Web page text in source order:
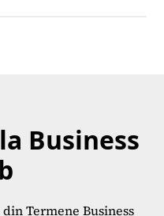
Business
Termene Business